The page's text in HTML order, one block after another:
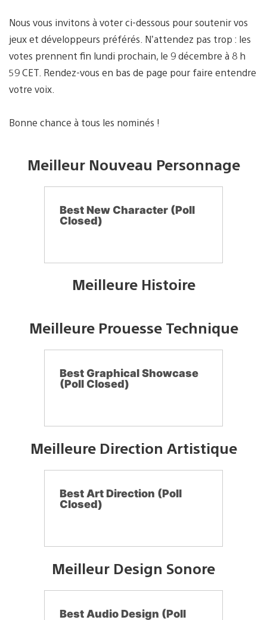
Nous vous invitons à voter ci-dessous pour soutenir vos
jeux et développeurs préférés. N’attendez pas trop : les
votes prennent fin lundi prochain, le 9 décembre à 8 h
59 CET. Rendez-vous en bas de page pour faire entendre
votre voix.
Bonne chance à tous les nominés !
Meilleur Nouveau Personnage
Best New Character (Poll
Closed)
Meilleure Histoire
Meilleure Prouesse Technique
Best Graphical Showcase
(Poll Closed)
Meilleure Direction Artistique
Best Art Direction (Poll
Closed)
Meilleur Design Sonore
Best Audio Design (Poll